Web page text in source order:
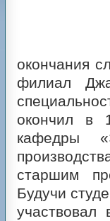
окончания
филиал
окончил в
кафедры
старшим
Будучи
участвовал